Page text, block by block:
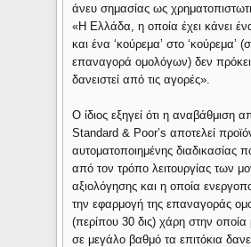
άνευ σημασίας ως
«Η Ελλάδα, η οποία έχει κάνει
και ένα ‘κούρεμα’ στο ‘κούρεμα’
επαναγορά ομολόγων) δεν
δανειστεί από τις αγορές».
Ο ίδιος εξηγεί ότι η αναβάθμιση
Standard & Poor’s αποτελεί
αυτοματοποιημένης διαδικασίας
από τον τρόπο λειτουργίας των
αξιολόγησης και η οποία
την εφαρμογή της επαναγοράς
(περίπου 30 δις) χάρη στην οποία
σε μεγάλο βαθμό τα επιτόκια